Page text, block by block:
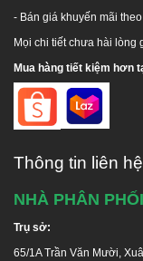
- Bán giá khuyến mãi
Mọi chi tiết chưa hài lòng
Mua hàng tiết kiệm hơn
Thông tin liên hệ
NHÀ PHÂN
Trụ sở:
65/1A Trần Văn Mười,